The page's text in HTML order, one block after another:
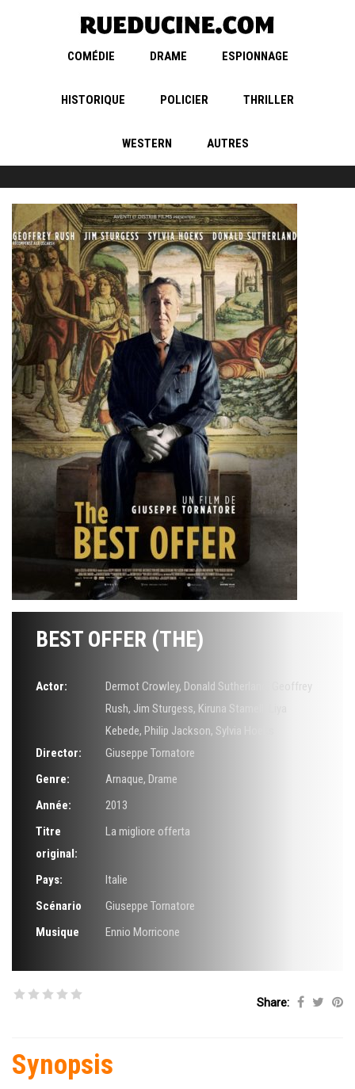
COMÉDIE DRAME ESPIONNAGE
HISTORIQUE POLICIER THRILLER
WESTERN AUTRES
BEST OFFER (THE)
Actor: Dermot Crowley, Donald Sutherland
Geoffrey
Rush, Jim Sturgess, Kiruna Stamell
Kebede, Philip Jackson, Sylvia Hoeks
Director:
Giuseppe Tornatore
Genre:
Arnaque, Drame
Année:
2013
Titre
original:
La migliore offerta
Pays:
Italie
Scénario
Giuseppe Tornatore
Musique
Ennio Morricone
Share:
Synopsis